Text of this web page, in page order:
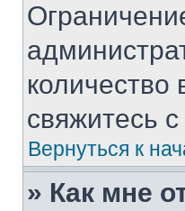
свяжитесь
Вернуться к
» Как мне